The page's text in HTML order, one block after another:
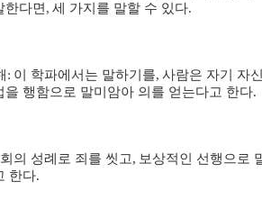
한다면 , 세 가지를 말할 수 있다.
: 이 학파에서는 말하기를, 사람은 자기 자
을 행함으로 말미암아 의를 얻는다고 한다.
의 성례로 죄를 씻고, 보상적인 선행으로
한다.